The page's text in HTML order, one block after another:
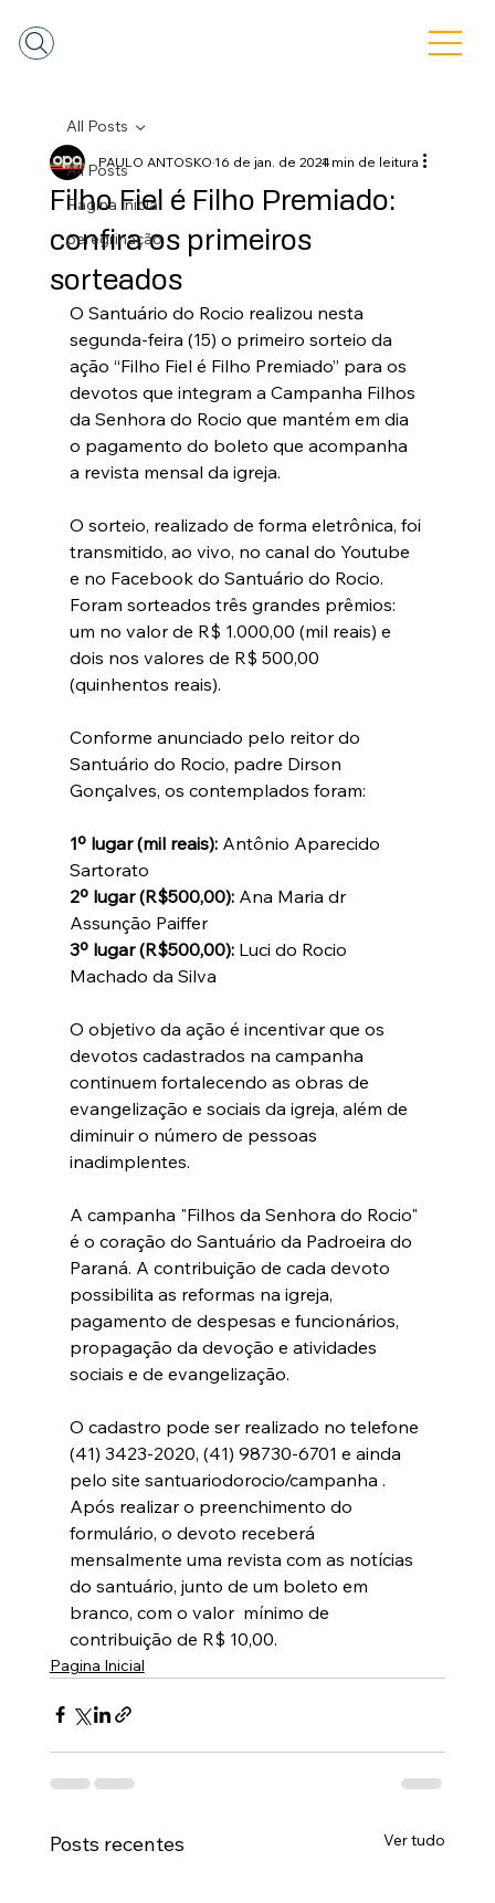
All Posts
Pagina Inicial
peregrinação
All Posts
Filho Fiel é Filho Premiado:
confira os primeiros
sorteados
PAULO ANTOSKO16 de jan. de 20241 min de leitura
O Santuário do Rocio realizou nesta
segunda-feira (15) o primeiro sorteio da
ação “Filho Fiel é Filho Premiado” para os
devotos que integram a Campanha Filhos
da Senhora do Rocio que mantém em dia
o pagamento do boleto que acompanha
a revista mensal da igreja.
O sorteio, realizado de forma eletrônica, foi
transmitido, ao vivo, no canal do Youtube
e no Facebook do Santuário do Rocio.
Foram sorteados três grandes prêmios:
um no valor de R$ 1.000,00 (mil reais) e
dois nos valores de R$ 500,00
(quinhentos reais).
Conforme anunciado pelo reitor do
Santuário do Rocio, padre Dirson
Gonçalves, os contemplados foram:
1º lugar (mil reais): Antônio Aparecido
Sartorato
2º lugar (R$500,00): Ana Maria dr
Assunção Paiffer
3º lugar (R$500,00): Luci do Rocio
Machado da Silva
O objetivo da ação é incentivar que os
devotos cadastrados na campanha
continuem fortalecendo as obras de
evangelização e sociais da igreja, além de
diminuir o número de pessoas
inadimplentes.
A campanha "Filhos da Senhora do Rocio"
é o coração do Santuário da Padroeira do
Paraná. A contribuição de cada devoto
possibilita as reformas na igreja,
pagamento de despesas e funcionários,
propagação da devoção e atividades
sociais e de evangelização.
O cadastro pode ser realizado no telefone
(41) 3423-2020, (41) 98730-6701 e ainda
pelo site santuariodorocio/campanha .
Após realizar o preenchimento do
formulário, o devoto receberá
mensalmente uma revista com as notícias
do santuário, junto de um boleto em
branco, com o valor  mínimo de
contribuição de R$ 10,00.
Pagina Inicial
Posts recentes Ver tudo